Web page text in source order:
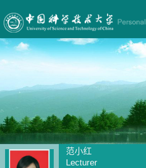
范小红
Lecturer